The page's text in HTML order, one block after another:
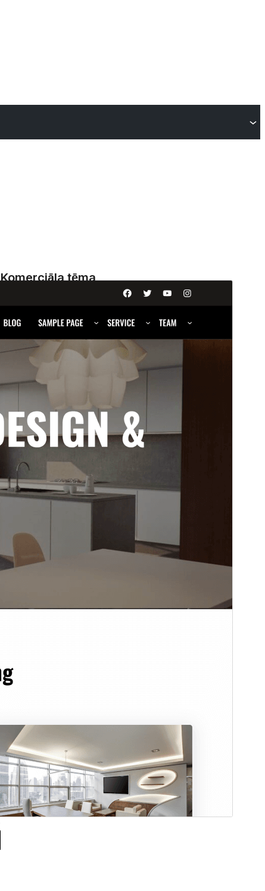
Komerciāla tēma
Šī tēma ir bezmaksas, taču piedāvā maksas
atbalstu
PārskatiLejupielādēt
Pēdējoreiz atjaunināts
19 novembris, 2025
WordPress versija
PHP versija
Tēmas sākumlapa